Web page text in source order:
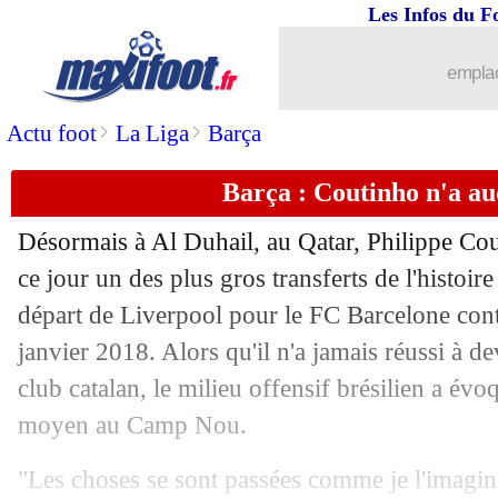
Actu foot> La Liga> Barça
Les Infos du
Barça : Coutinho n'a
Désormais à Al Duhail, au Qatar, Philippe
ce jour un des plus gros transferts de
départ de Liverpool pour le FC Barcelone
janvier 2018. Alors qu'il n'a jamais réussi à
club catalan, le milieu offensif brésilien a
moyen au Camp Nou.
"Les choses se sont passées comme je
Man Utd : Ten Hag pas inquiet pour
28/02 Dortmund: un intérêt pour
Inter Miami : Messi, le gros regret de
28/02 Irlande: O'Shea va assurer l'intérim
28/02 PSG: Mbappé calme la rumeur Real
28/02 Lyon: Sage encourage Cherki
28/02 PSG: Marquinhos incertain pour la
Man Utd : Greenwood a bien changé